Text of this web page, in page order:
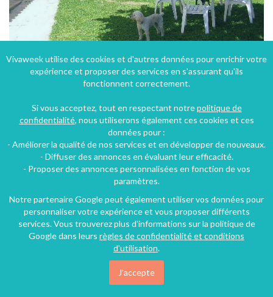
Chambre d'hôtes
5 chambres 14 personnes
68€/nuit
Vivaweek utilise des cookies et d'autres données pour enrichir votre
expérience et proposer des services en s'assurant qu'ils
fonctionnent correctement.
Si vous acceptez, tout en respectant notrepolitique de
confidentialité, nous utiliserons également ces cookies et ces
données pour :
- Améliorer la qualité de nos services et en développer de nouveaux.
- Diffuser des annonces en évaluant leur efficacité.
- Proposer des annonces personnalisées en fonction de vos
paramètres.
Notre partenaire Google peut également utiliser vos données pour
personnaliser votre expérience et vous proposer différents
services. Vous trouverez plus d'informations sur la politique de
Google dans leurs règles de confidentialité et conditions
d'utilisation.
J'accepte